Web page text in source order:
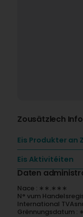
Zousätzlech
Eis Produkter an
Eis Aktivitéiten
Daten
Nace : ∗∗.∗∗∗
N° vum
International